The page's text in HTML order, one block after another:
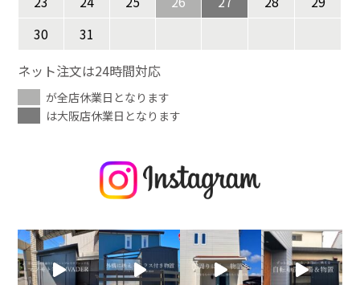
30
31
ネット注文は24時間対応
が全店休業日となります
は大阪店休業日となります